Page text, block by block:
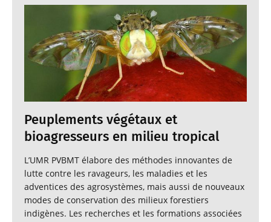
Peuplements végétaux et
bioagresseurs en milieu tropical
L’UMR PVBMT élabore des méthodes innovantes de
lutte contre les ravageurs, les maladies et les
adventices des agrosystèmes, mais aussi de nouveaux
modes de conservation des milieux forestiers
indigènes. Les recherches et les formations associées